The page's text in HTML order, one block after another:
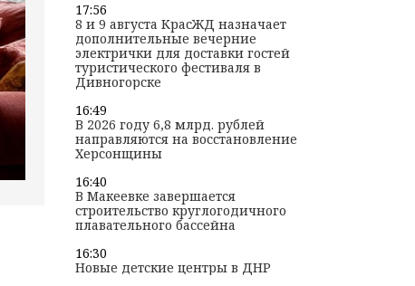
17:56
8 и 9 августа КрасЖД назначает
дополнительные вечерние
электрички для доставки гостей
туристического фестиваля в
Дивногорске
16:49
В 2026 году 6,8 млрд. рублей
направляются на восстановление
Херсонщины
16:40
В Макеевке завершается
строительство круглогодичного
плавательного бассейна
16:30
Новые детские центры в ДНР